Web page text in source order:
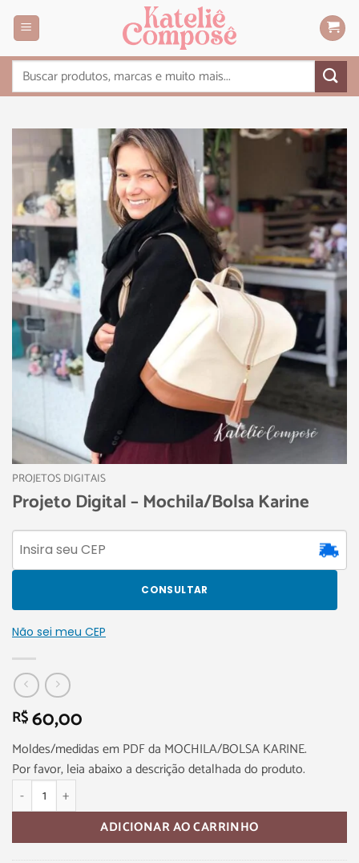
PROJETOS DIGITAIS
Projeto Digital – Mochila/Bolsa Karine
CONSULTAR
Não sei meu CEP
R$60,00
Moldes/medidas em PDF da MOCHILA/BOLSA KARINE.
Por favor, leia abaixo a descrição detalhada do produto.
ADICIONAR AO CARRINHO